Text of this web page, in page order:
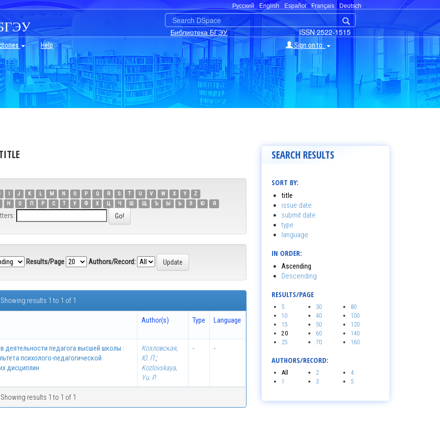
Русский English Español Français Deutsch
ISSN 2522-1515
Библиотека БГЭУ
Help Sign on to:
I J K L M N O P Q R S T U V W X Y
Z
Н О П Р С Т У Ф Х Ц Ч Ш Щ Ъ Ы Ь Э Ю Я
Results/Page Authors/Record:
Showing results 1 to 1 of 1
Author(s) Type Language
деятельности педагога высшей школы :
психолого-педагогической
дисциплин
Козловская,
Ю. П.;
Kozlovskaya,
Yu. P.
- -
Showing results 1 to 1 of 1
SEARCH RESULTS
SORT BY:
title
issue date
submit date
type
language
IN ORDER:
Ascending
Descending
RESULTS/PAGE
5
10
15
20
25
30
40
50
60
70
80
100
120
140
160
AUTHORS/RECORD:
All
1
2
3
4
5